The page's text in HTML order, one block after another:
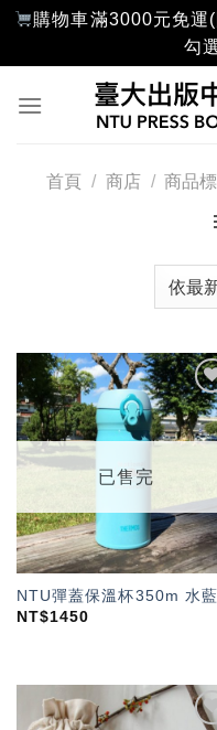
購物車滿3000元免運
勾
首頁 / 商店 / 商品
加
「
望
已售完
NTU彈蓋保溫杯350m 水藍
NT$1450